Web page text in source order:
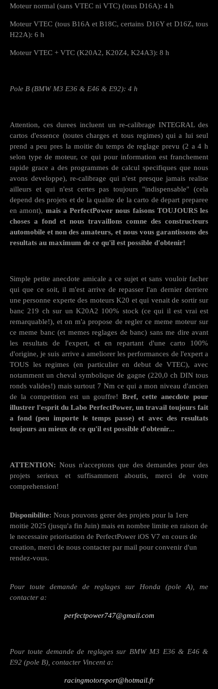
Moteur normal (sans VTEC ni VTC) (tous D16A): 4 h
Moteur VTEC (tous B16A et B18C, certains D16Y et D16Z, tous
H22A): 6 h
Moteur VTEC + VTC (K20A2, K20Z4, K24A3): 8 h
Pole B (BMW M3 E36 & E46 & E92): 4 h
Attention, ces durees incluent un re-calibrage INTEGRAL des
cartos d'essence (toutes charges et tous regimes) qui a lui seul
prend a peu pres la moitie du temps de reglage prevu (2 a 4 h
selon type de moteur, ce qui pour information est franchement
rapide grace a des programmes de calcul specifiques que nous
avons developpe), re-calibrage qui n'est presque jamais realise
ailleurs et qui n'est certes pas toujours "indispensable" (cela
depend des projets et de la qualite de la carto de depart preparee
en amont), mais a PerfectPower nous faisons TOUJOURS les
choses a fond et nous travaillons comne des constructeurs
automobile et non des amateurs, et nous vous garantissons des
resultats au maximum de ce qu'il est possible d'obtenir!
Simple petite anecdote amicale a ce sujet et sans vouloir facher
qui que ce soit, il m'est arrive de repasser l'an dernier derriere
une personne experte des moteurs K20 et qui venait de sortir sur
banc 219 ch sur un K20A2 100% stock (ce qui il est vrai est
remarquable!), et on m'a propose de regler ce meme moteur sur
ce meme banc (et memes reglages de banc) sans me dire avant
les resultats de l'expert, et en repartant d'une carto 100%
d'origine, je suis arrive a ameliorer les performances de l'expert a
TOUS les regimes (en particulier en debut de VTEC), avec
notamment un cheval symbolique de gagne (220,0 ch DIN tous
ronds valides!) mais surtout 7 Nm ce qui a mon niveau d'ancien
de la competition est un gouffre!Bref, cette anecdote pour
illustrer l'esprit du Labo PerfectPower, un travail toujours fait
a fond (peu importe le temps passe) et avec des resultats
toujours au mieux de ce qu'il est possible d'obtenir...
ATTENTION: Nous n'acceptons que des demandes pour des
projets serieux et suffisamment aboutis, merci de votre
comprehension!
Disponibilite: Nous pouvons gerer des projets pour la 1ere
moitie 2025 (jusqu'a fin Juin) mais en nombre limite en raison de
le necessaire priorisation de PerfectPower iOS V7 en cours de
creation, merci de nous contacter par mail pour convenir d'un
rendez-vous.
Pour toute demande de reglages sur Honda (pole A), me
contacter a:
perfectpower747@gmail.com
Pour toute demande de reglages sur BMW M3 E36 & E46 &
E92 (pole B), contacter Vincent a:
racingmotorsport@hotmail.fr